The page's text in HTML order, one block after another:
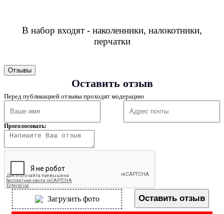
В набор входят - наколенники, налокотники,
перчатки
Отзывы
Оставить отзыв
Перед публикацией отзывы проходят модерацию
Проголосовать:
Загрузить фото Оставить отзыв